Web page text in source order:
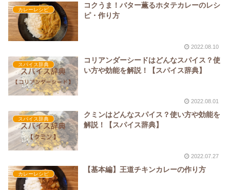
カレーレシピ
コクうま！バター薫るホタテカレーのレシ
ピ・作り方
2022.08.10
スパイス辞典
コリアンダーシードはどんなスパイス？使
い方や効能を解説！【スパイス辞典】
2022.08.01
スパイス辞典
クミンはどんなスパイス？使い方や効能を
解説！【スパイス辞典】
2022.07.27
カレーレシピ
【基本編】王道チキンカレーの作り方